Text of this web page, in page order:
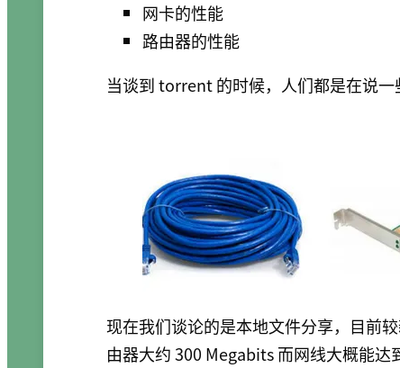
网卡的性能
路由器的性能
当谈到 torrent 的时候，人们都是在说一
现在我们谈论的是本地文件分享，目前
由器大约 300 Megabits 而网线大概能达